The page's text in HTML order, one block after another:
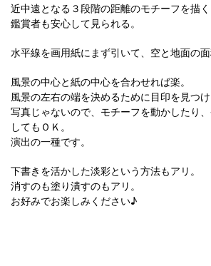
近中遠となる３段階の距離のモチーフを描く
鑑賞者も安心して見られる。
水平線を画用紙にまず引いて、空と地面の面
風景の中心と紙の中心を合わせれば楽。
風景の左右の端を決めるために目印を見つけ
写真じゃないので、モチーフを動かしたり
してもＯＫ。
演出の一種です。
下書きを活かした淡彩という方法もアリ。
消すのも塗り潰すのもアリ。
お好みでお楽しみください♪